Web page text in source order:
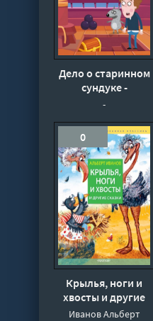
Дело о старинном
сундуке -
Соколенко
-
0
Крылья, ноги и
хвосты и другие
сказки - Иванов
Иванов Альберт